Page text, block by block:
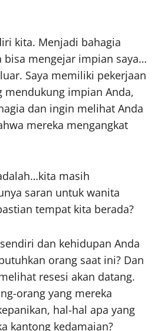
kita. Menjadi bahagia
mengejar impian saya…
Saya memiliki pekerjaan
mendukung impian Anda,
dan ingin melihat Anda
mereka mengangkat
masih
saran untuk wanita
tempat kita berada?
dan kehidupan Anda
orang saat ini? Dan
resesi akan datang.
orang yang mereka
hal-hal apa yang
kantong kedamaian?